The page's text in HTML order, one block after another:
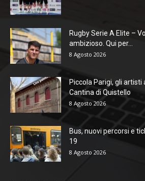
Rugby Serie A Elite –
ambizioso. Qui per...
8 Agosto 2026
Piccola Parigi, gli
Cantina di Quistello
8 Agosto 2026
Bus, nuovi percorsi e
19
8 Agosto 2026